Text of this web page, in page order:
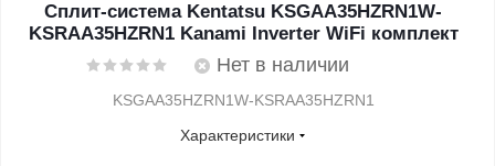
Сплит-система Kentatsu KSGAA35HZRN1W-
KSRAA35HZRN1 Kanami Inverter WiFi комплект
Нет в наличии
KSGAA35HZRN1W-KSRAA35HZRN1
Характеристики